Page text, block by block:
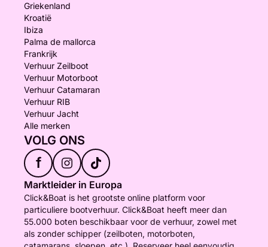
Griekenland
Kroatië
Ibiza
Palma de mallorca
Frankrijk
Verhuur Zeilboot
Verhuur Motorboot
Verhuur Catamaran
Verhuur RIB
Verhuur Jacht
Alle merken
VOLG ONS
f
Marktleider in Europa
Click&Boat is het grootste online platform voor
particuliere bootverhuur. Click&Boat heeft meer dan
55.000 boten beschikbaar voor de verhuur, zowel met
als zonder schipper (zeilboten, motorboten,